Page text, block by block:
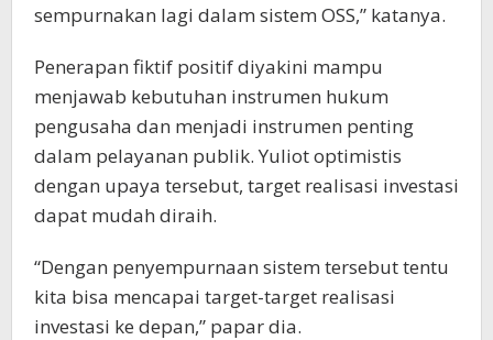
sempurnakan lagi dalam sistem OSS,” katanya.
Penerapan fiktif positif diyakini mampu
menjawab kebutuhan instrumen hukum
pengusaha dan menjadi instrumen penting
dalam pelayanan publik. Yuliot optimistis
dengan upaya tersebut, target realisasi investasi
dapat mudah diraih.
“Dengan penyempurnaan sistem tersebut tentu
kita bisa mencapai target-target realisasi
investasi ke depan,” papar dia.